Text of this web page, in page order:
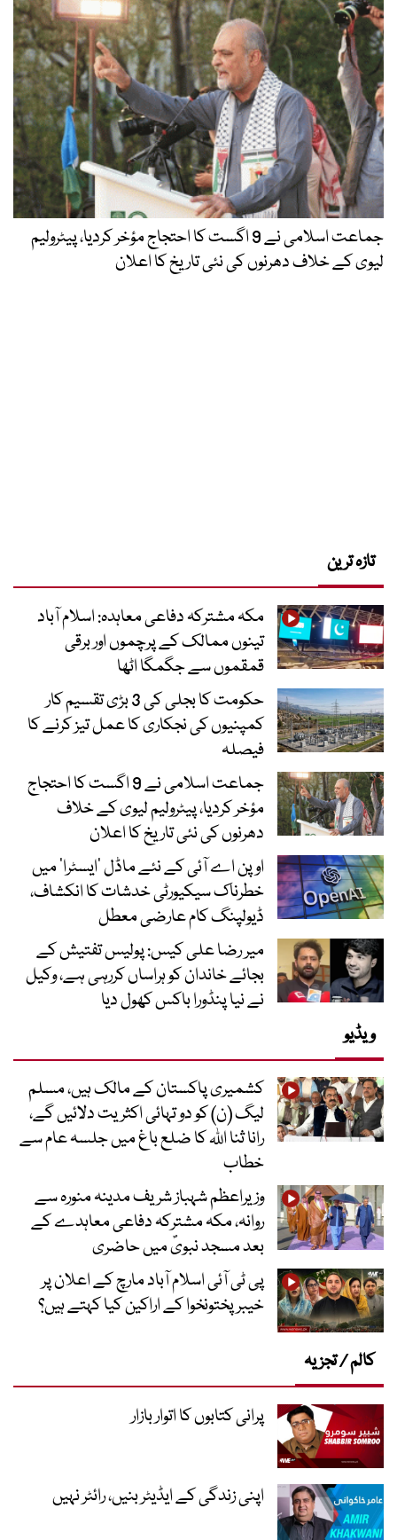
جماعت اسلامی نے 9 اگست کا احتجاج مؤخر کردیا، پیٹرولیم
لیوی کے خلاف دھرنوں کی نئی تاریخ کا اعلان
تازہ ترین
مکہ مشترکہ دفاعی معاہدہ: اسلام آباد
تینوں ممالک کے پرچموں اور برقی
قمقموں سے جگمگا اٹھا
حکومت کا بجلی کی 3 بڑی تقسیم کار
کمپنیوں کی نجکاری کا عمل تیز کرنے کا
فیصلہ
جماعت اسلامی نے 9 اگست کا احتجاج
مؤخر کردیا، پیٹرولیم لیوی کے خلاف
دھرنوں کی نئی تاریخ کا اعلان
اوپن اے آئی کے نئے ماڈل ’ایسٹرا‘ میں
خطرناک سیکیورٹی خدشات کا انکشاف،
ڈیولپنگ کام عارضی معطل
میر رضا علی کیس: پولیس تفتیش کے
بجائے خاندان کو ہراساں کررہی ہے، وکیل
نے نیا پنڈورا باکس کھول دیا
ویڈیو
کشمیری پاکستان کے مالک ہیں، مسلم
لیگ (ن) کو دو تہائی اکثریت دلائیں گے،
رانا ثنا اللہ کا ضلع باغ میں جلسہ عام سے
خطاب
وزیراعظم شہباز شریف مدینہ منورہ سے
روانہ، مکہ مشترکہ دفاعی معاہدے کے
بعد مسجد نبویؐ میں حاضری
پی ٹی آئی اسلام آباد مارچ کے اعلان پر
خیبر پختونخوا کے اراکین کیا کہتے ہیں؟
کالم / تجزیہ
پرانی کتابوں کا اتوار بازار
اپنی زندگی کے ایڈیٹر بنیں، رائٹر نہیں